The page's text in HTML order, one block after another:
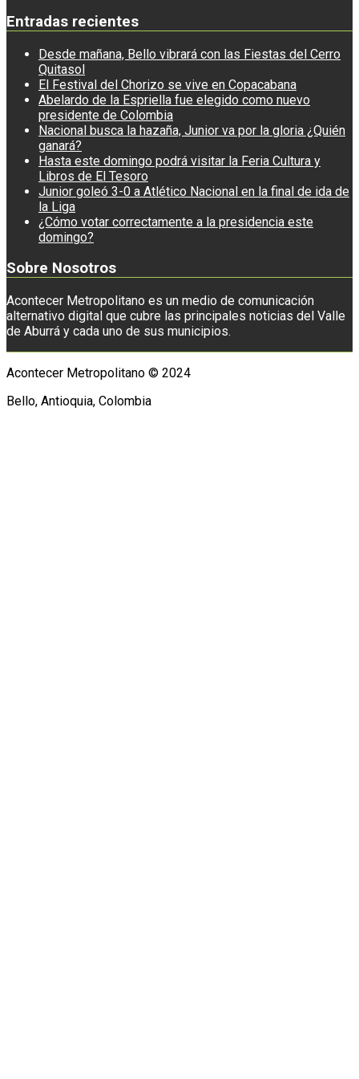
Entradas recientes
Desde mañana, Bello vibrará con las Fiestas del Cerro
Quitasol
El Festival del Chorizo se vive en Copacabana
Abelardo de la Espriella fue elegido como nuevo
presidente de Colombia
Nacional busca la hazaña, Junior va por la gloria ¿Quién
ganará?
Hasta este domingo podrá visitar la Feria Cultura y
Libros de El Tesoro
Junior goleó 3-0 a Atlético Nacional en la final de ida de
la Liga
¿Cómo votar correctamente a la presidencia este
domingo?
Sobre Nosotros
Acontecer Metropolitano es un medio de comunicación
alternativo digital que cubre las principales noticias del Valle
de Aburrá y cada uno de sus municipios.
Acontecer Metropolitano © 2024
Bello, Antioquia, Colombia